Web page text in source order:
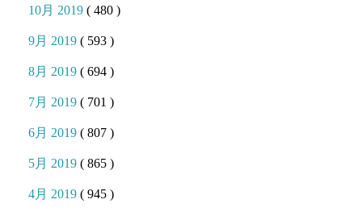
10月 2019( 480 )
9月 2019( 593 )
8月 2019( 694 )
7月 2019( 701 )
6月 2019( 807 )
5月 2019( 865 )
4月 2019( 945 )